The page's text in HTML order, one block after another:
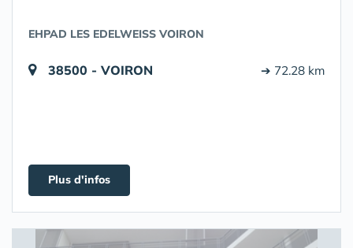
EHPAD LES EDELWEISS VOIRON
38500 - VOIRON ➔ 72.28 km
Plus d'infos